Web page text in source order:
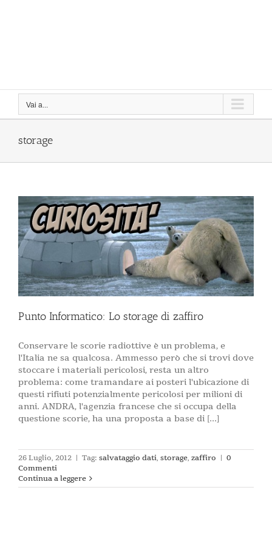
Vai a...
storage
Punto Informatico: Lo storage di zaffiro
Conservare le scorie radiottive è un problema, e
l'Italia ne sa qualcosa. Ammesso però che si trovi dove
stoccare i materiali pericolosi, resta un altro
problema: come tramandare ai posteri l'ubicazione di
questi rifiuti potenzialmente pericolosi per milioni di
anni. ANDRA, l'agenzia francese che si occupa della
questione scorie, ha una proposta a base di [...]
26 Luglio, 2012 | Tag: salvataggio dati, storage, zaffiro | 0
Commenti
Continua a leggere